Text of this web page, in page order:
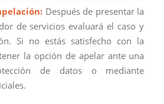
Después de presentar la
de servicios evaluará el caso y
Si no estás satisfecho con la
la opción de apelar ante una
de datos o mediante